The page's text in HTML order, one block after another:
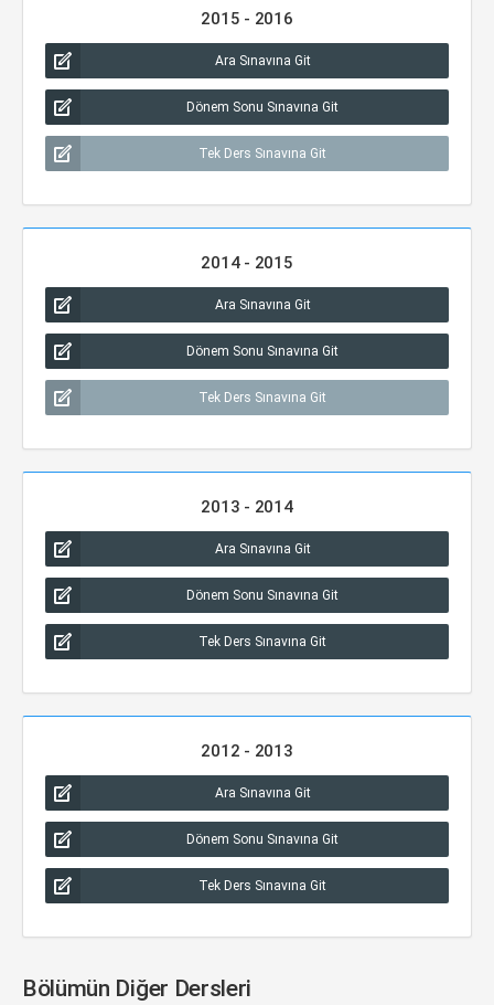
2015 - 2016
Ara Sınavına Git
Dönem Sonu Sınavına Git
Tek Ders Sınavına Git
2014 - 2015
Ara Sınavına Git
Dönem Sonu Sınavına Git
Tek Ders Sınavına Git
2013 - 2014
Ara Sınavına Git
Dönem Sonu Sınavına Git
Tek Ders Sınavına Git
2012 - 2013
Ara Sınavına Git
Dönem Sonu Sınavına Git
Tek Ders Sınavına Git
Bölümün Diğer Dersleri